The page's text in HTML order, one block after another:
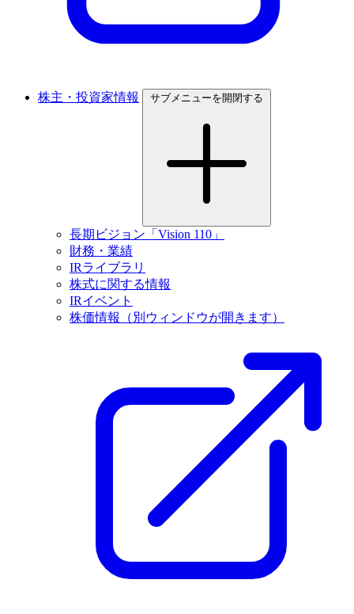
株主・投資家情報 サブメニューを開閉する
長期ビジョン「Vision 110」
財務・業績
IRライブラリ
株式に関する情報
IRイベント
株価情報
（別ウィンドウが開きます）